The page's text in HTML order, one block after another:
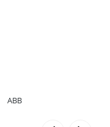
ABB